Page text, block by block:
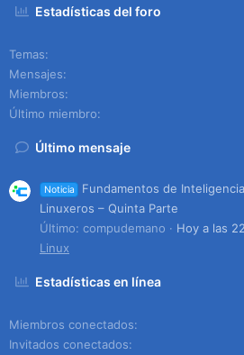
Estadísticas del foro
Temas
Mensajes
Miembros
Último miembro
Último mensaje
Noticia
Fundamentos de
Linuxeros – Quinta Parte
Último: compudemano
Hoy a las
Linux
Estadísticas en línea
Miembros conectados
Invitados conectados